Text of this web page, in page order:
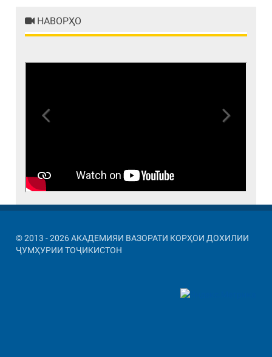
НАВОРҲО
© 2013 - 2026 АКАДЕМИЯИ ВАЗОРАТИ КОРҲОИ ДОХИЛИИ
ҶУМҲУРИИ ТОҶИКИСТОН